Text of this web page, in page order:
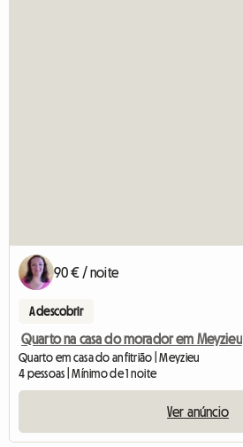
90 € / noite
A descobrir
Quarto na casa do morador em Meyzieu
Quarto em casa do anfitrião | Meyzieu
4 pessoas | Mínimo de 1 noite
Ver anúncio